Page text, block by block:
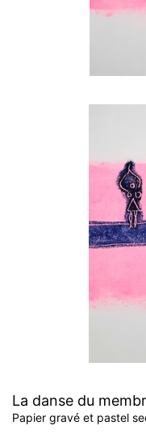
La danse du
Papier gravé et pastel